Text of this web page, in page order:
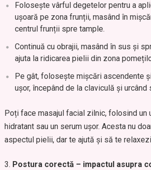
Folosește vârful degetelor pentru a
ușoară pe zona frunții, masând în
centrul frunții spre tample.
Continuă cu obrajii, masând în sus și
ajuta la ridicarea pielii din zona
Pe gât, folosește mișcări ascendente
ușor, începând de la claviculă și urcând
Poți face masajul facial zilnic, folosind un
hidratant sau un serum ușor. Acesta nu
aspectul pielii, dar te ajută și să te
Postura corectă – impactul asupra